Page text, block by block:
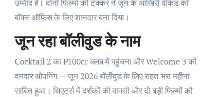
उम्मीद है। दोनों फिल्मों की टक्कर ने जून के आखिरी वीकेंड को
बॉक्स ऑफिस के लिए शानदार बना दिया।
जून रहा बॉलीवुड के नाम
Cocktail 2 का ₹100cr क्लब में पहुंचना और Welcome 3 की
दमदार ओपनिंग — जून 2026 बॉलीवुड के लिए राहत भरा महीना
साबित हुआ। थिएटर्स में दर्शकों की वापसी और दो बड़ी फिल्मों की